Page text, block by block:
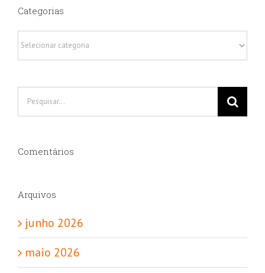
Categorias
Categorias
Buscar
Comentários
Arquivos
junho 2026
maio 2026